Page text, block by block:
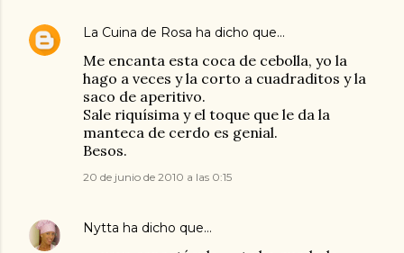
La Cuina de Rosa ha dicho que…
Me encanta esta coca de cebolla, yo la
hago a veces y la corto a cuadraditos y la
saco de aperitivo.
Sale riquísima y el toque que le da la
manteca de cerdo es genial.
Besos.
20 de junio de 2010 a las 0:15
Nytta ha dicho que…